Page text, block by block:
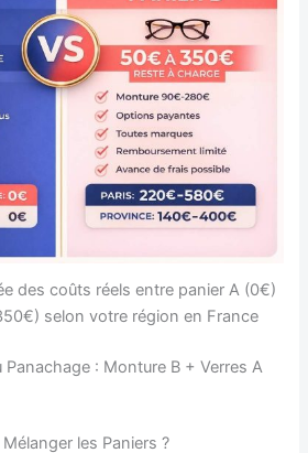
des coûts réels entre panier A (0€)
selon votre région en France
Panachage : Monture B + Verres A
les Paniers ?